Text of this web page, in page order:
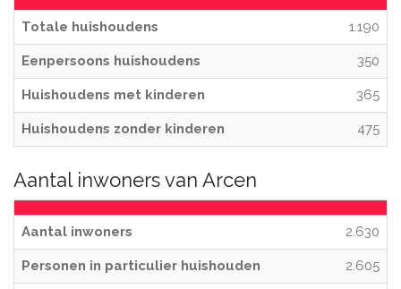
Totale huishoudens 1.190
Eenpersoons huishoudens 350
Huishoudens met kinderen 365
Huishoudens zonder kinderen 475
Aantal inwoners van Arcen
Aantal inwoners 2.630
Personen in particulier huishouden 2.605